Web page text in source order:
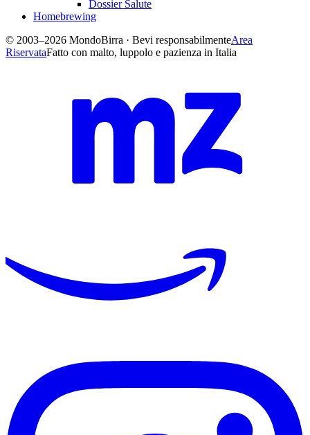
Dossier Salute
Homebrewing
© 2003–2026 MondoBirra · Bevi responsabilmenteArea
RiservataFatto con malto, luppolo e pazienza in Italia